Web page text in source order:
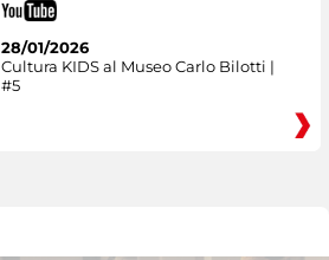
28/01/2026
Cultura KIDS al Museo Carlo Bilotti |
#5